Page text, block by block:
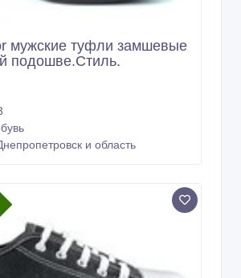
мужские туфли замшевые
подошве.Стиль.
и область